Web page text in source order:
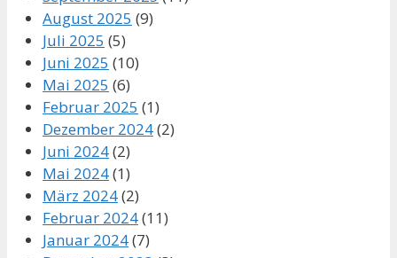
August 2025 (9)
Juli 2025 (5)
Juni 2025 (10)
Mai 2025 (6)
Februar 2025 (1)
Dezember 2024(2)
Juni 2024(2)
Mai 2024(1)
März 2024(2)
Februar 2024(11)
Januar 2024(7)